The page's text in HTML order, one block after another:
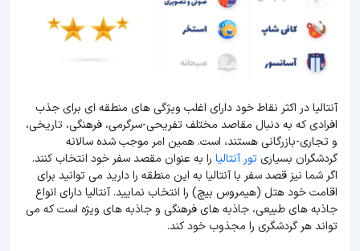
آنتالیا در اکثر نقاط خود دارای اغلب ویژگی های منطقه ای برای جذب
افرادی که به دنبال مقاصد مختلف تفریحی-سرگرمی، فرهنگی، تاریخی،
و تجاری-بازرگانی هستند، است. همین امر موجب شده سالانه
گردشگران بسیاریتور آنتالیا را به عنوان مقصد سفر خود انتخاب کنند.
اگر شما نیز قصد سفر با آنتالیا به این منطقه را دارید می توانید برای
اقامت خود هتل (هیمروس بیچ) را انتخاب نمایید. آنتالیا دارای انواع
جاذبه های طبیعی، جاذبه های فرهنگی و جاذبه های ویژه است که می
تواند هر گردشگری را مجذوب خود کند.